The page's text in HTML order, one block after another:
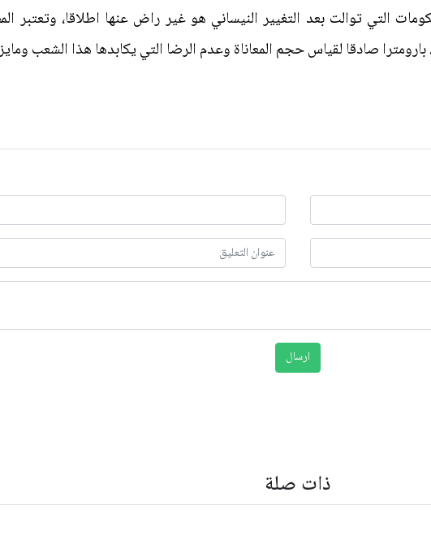
التي توالت بعد التغيير النيساني هو غير راض عنها اطلاقا، وتعتبر
بارومترا صادقا لقياس حجم المعاناة وعدم الرضا التي يكابدها هذا الشعب
ذات صلة